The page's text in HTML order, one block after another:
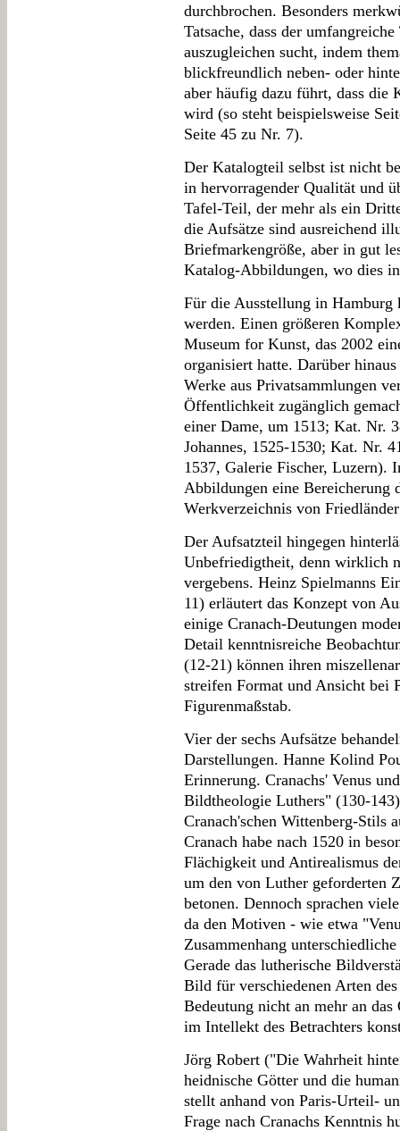
durchbrochen. Besonders
Tatsache, dass der
auszugleichen sucht, indem
blickfreundlich neben- oder
aber häufig dazu führt, dass die
wird (so steht beispielsweise
Seite 45 zu Nr. 7).
Der Katalogteil selbst ist nicht
in hervorragender Qualität und
Tafel-Teil, der mehr als ein
die Aufsätze sind ausreichend
Briefmarkengröße, aber in gut
Katalog-Abbildungen, wo dies
Für die Ausstellung in Hamburg
werden. Einen größeren
Museum for Kunst, das 2002
organisiert hatte. Darüber
Werke aus Privatsammlungen
Öffentlichkeit zugänglich
einer Dame, um 1513; Kat. Nr.
Johannes, 1525-1530; Kat. Nr.
1537, Galerie Fischer, Luzern).
Abbildungen eine Bereicherung
Werkverzeichnis von
Der Aufsatzteil hingegen
Unbefriedigtheit, denn wirklich
vergebens. Heinz Spielmanns
11) erläutert das Konzept von
einige Cranach-Deutungen
Detail kenntnisreiche
(12-21) können ihren
streifen Format und Ansicht bei
Figurenmaßstab.
Vier der sechs Aufsätze
Darstellungen. Hanne Kolind
Erinnerung. Cranachs' Venus
Bildtheologie Luthers" (130-
Cranach'schen Wittenberg-Stils
Cranach habe nach 1520 in
Flächigkeit und Antirealismus
um den von Luther geforderten
betonen. Dennoch sprachen
da den Motiven - wie etwa
Zusammenhang
Gerade das lutherische
Bild für verschiedenen Arten
Bedeutung nicht an mehr an
im Intellekt des Betrachters
Jörg Robert ("Die Wahrheit
heidnische Götter und die
stellt anhand von Paris-Urteil-
Frage nach Cranachs Kenntnis